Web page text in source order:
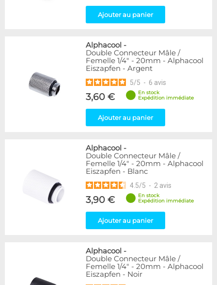
Ajouter au panier
Alphacool -
Double Connecteur Mâle /
Femelle 1/4" - 20mm - Alphacool
Eiszapfen - Argent
5/5 - 6 avis
3,60 €
En stock
Expédition immédiate
Ajouter au panier
Alphacool -
Double Connecteur Mâle /
Femelle 1/4" - 20mm - Alphacool
Eiszapfen - Blanc
4.5/5 - 2 avis
3,90 €
En stock
Expédition immédiate
Ajouter au panier
Alphacool -
Double Connecteur Mâle /
Femelle 1/4" - 20mm - Alphacool
Eiszapfen - Noir